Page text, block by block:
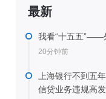
最新
我看“十五五”——
20分钟前
上海银行不到五
信贷业务违规高发